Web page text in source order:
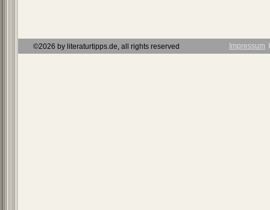
©2026 by literaturtipps.de, all rights reserved Impressum